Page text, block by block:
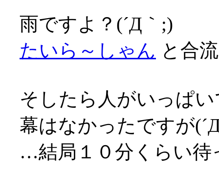
雨ですよ？(´Д｀;)
たいら～しゃん と合
そしたら人がいっぱ
幕はなかったですが
…結局１０分くらい待